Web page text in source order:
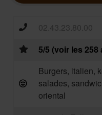
02.43.23.80.00
5/5 (voir les 258
Burgers, italien,
salades,
oriental